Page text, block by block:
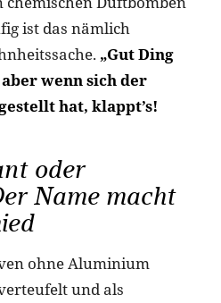
ist das nämlich
„Gut Ding
wenn sich der
hat, klappt’s!
oder
Name macht
ohne Aluminium
und als